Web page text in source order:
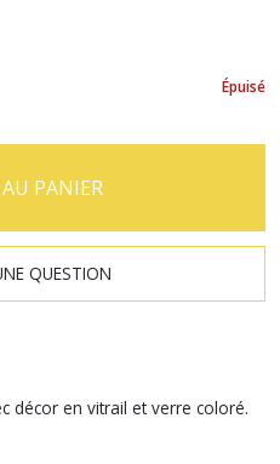
Épuisé
PANIER
QUESTION
décor en vitrail et verre coloré.